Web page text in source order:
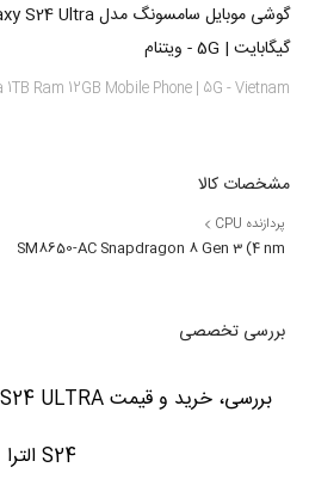
گیگابایت | 5G - ویتنام
Ram 12GB Mobile Phone | 5G - Vietnam
مشخصات کالا
پردازنده CPU
SM8650-AC Snapdragon 8 Gen 3 (4 nm)
بررسی تخصصی
S24 الترا